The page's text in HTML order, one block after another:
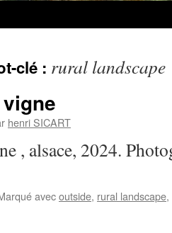
clé : rural landscape
henri SICART
, alsace, 2024.
avecoutside, rural landscape,